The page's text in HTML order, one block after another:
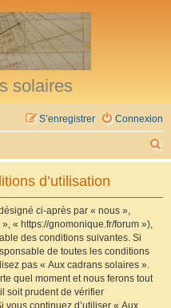
solaires
Connexion
S’enregistrer
e
d’utilisation
ci-après par « nous »,
« https://gnomonique.fr/forum »),
des conditions suivantes. Si
de toutes les conditions
pas « Aux cadrans solaires ».
quel moment et nous ferons tout
soit prudent de vérifier